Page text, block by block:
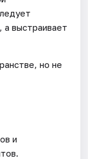
выстраивает
но не
и